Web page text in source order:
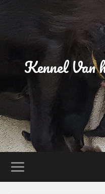
Kennel Van